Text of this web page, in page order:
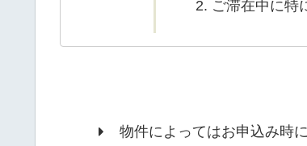
ご滞在中に特
物件によってはお申込み時